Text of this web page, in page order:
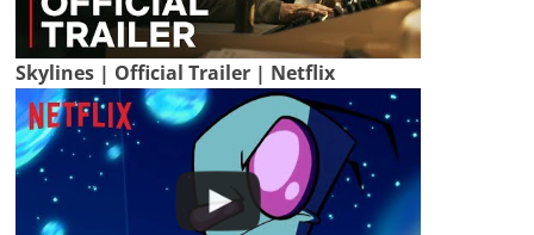
Skylines | Official Trailer | Netflix